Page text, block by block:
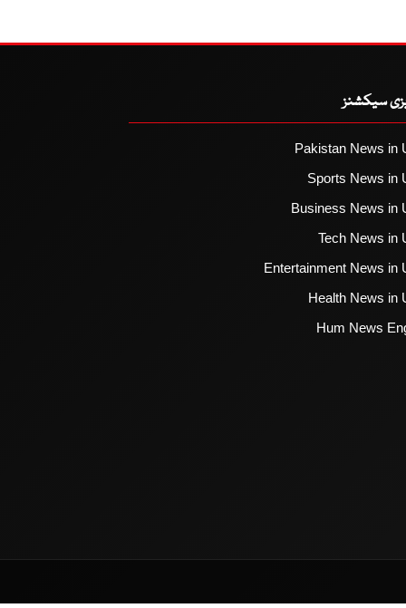
سیکشنز
Pakistan News in
Sports News in
Business News in
Tech News in
Entertainment News in
Health News in
Hum News